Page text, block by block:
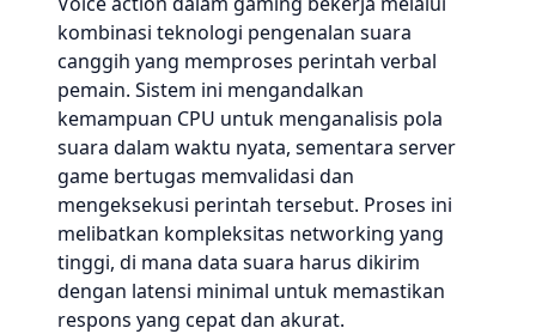
kombinasi teknologi pengenalan suara
canggih yang memproses perintah verbal
pemain. Sistem ini mengandalkan
kemampuan CPU untuk menganalisis pola
suara dalam waktu nyata, sementara server
game bertugas memvalidasi dan
mengeksekusi perintah tersebut. Proses ini
melibatkan kompleksitas networking yang
tinggi, di mana data suara harus dikirim
dengan latensi minimal untuk memastikan
respons yang cepat dan akurat.